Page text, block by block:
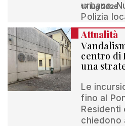
urbane.
Polizia
17 lug 2026
Attualità
centro di
una
Le
fino al
Residenti
chiedono